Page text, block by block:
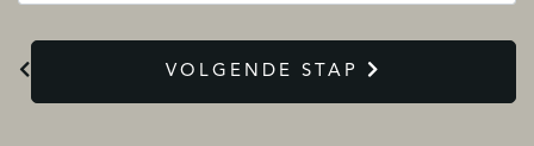
VOLGENDE STAP